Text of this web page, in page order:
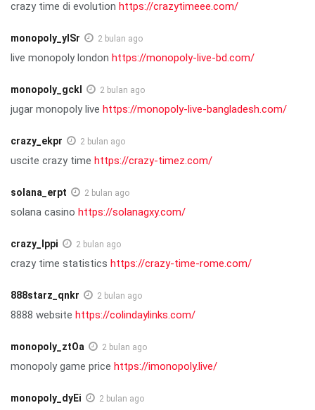
crazy time di evolution https://crazytimeee.com/
monopoly_ylSr 2 bulan ago
live monopoly london https://monopoly-live-bd.com/
monopoly_gckl 2 bulan ago
jugar monopoly live https://monopoly-live-bangladesh.com/
crazy_ekpr 2 bulan ago
uscite crazy time https://crazy-timez.com/
solana_erpt 2 bulan ago
solana casino https://solanagxy.com/
crazy_lppi 2 bulan ago
crazy time statistics https://crazy-time-rome.com/
888starz_qnkr 2 bulan ago
8888 website https://colindaylinks.com/
monopoly_ztOa 2 bulan ago
monopoly game price https://imonopoly.live/
monopoly_dyEi 2 bulan ago